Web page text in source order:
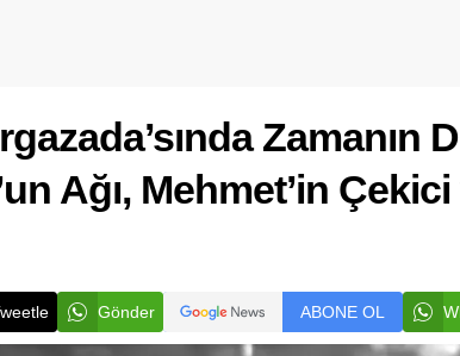
Zamanın
Ağı, Mehmet’in
Gönder ABONE OL